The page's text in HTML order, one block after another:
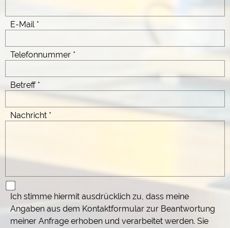
E-Mail
Telefonnummer
Betreff
Nachricht
Ich stimme hiermit ausdrücklich zu, dass meine
Angaben aus dem Kontaktformular zur Beantwortung
meiner Anfrage erhoben und verarbeitet werden. Sie